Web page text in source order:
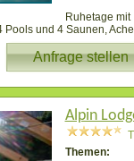
Ruhetage
und 4 Saunen,
Anfrage stellen
Alpin
Themen: